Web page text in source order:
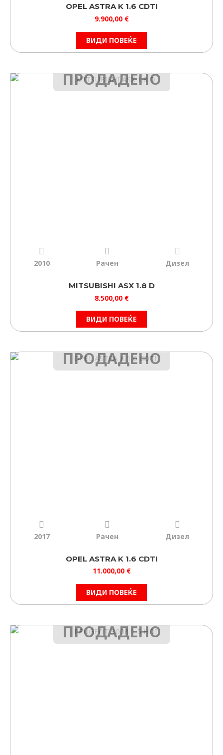
OPEL ASTRA K 1.6 CDTI
9.900,00 €
ВИДИ ПОВЕЌЕ
ПРОДАДЕНО
2010 Рачен Дизел
MITSUBISHI ASX 1.8 D
8.500,00 €
ВИДИ ПОВЕЌЕ
ПРОДАДЕНО
2017 Рачен Дизел
OPEL ASTRA K 1.6 CDTI
11.000,00 €
ВИДИ ПОВЕЌЕ
ПРОДАДЕНО